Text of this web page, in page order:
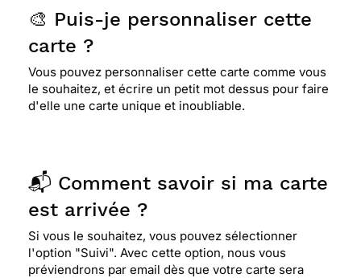
🎨 Puis-je personnaliser cette
carte ?
Vous pouvez personnaliser cette carte comme vous
le souhaitez, et écrire un petit mot dessus pour faire
d'elle une carte unique et inoubliable.
📬 Comment savoir si ma carte
est arrivée ?
Si vous le souhaitez, vous pouvez sélectionner
l'option "Suivi". Avec cette option, nous vous
préviendrons par email dès que votre carte sera